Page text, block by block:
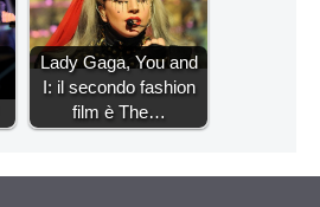
Lady Gaga, You and
I: il secondo fashion
film è The…